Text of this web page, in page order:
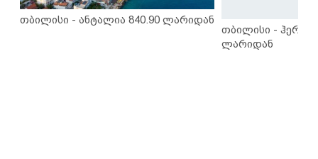
თბილისი - ანტალია 840.90 ლარიდან
თბილისი -
ლარიდან